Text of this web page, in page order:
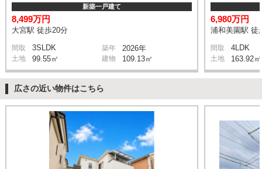
新築一戸建て
8,499万円
大宮駅 徒歩20分
間取 3SLDK 築年 2026年
土地 99.55㎡ 建物 109.13㎡
6,980万円
浦和美園駅 徒
間取 4LDK
土地 163.92㎡
広さの近い物件はこちら